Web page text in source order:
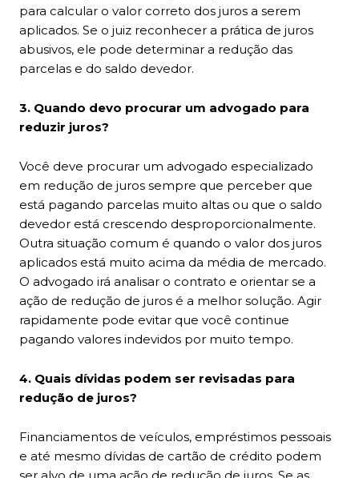
para calcular o valor correto dos juros a serem
aplicados. Se o juiz reconhecer a prática de juros
abusivos, ele pode determinar a redução das
parcelas e do saldo devedor.
3. Quando devo procurar um advogado para
reduzir juros?
Você deve procurar um advogado especializado
em redução de juros sempre que perceber que
está pagando parcelas muito altas ou que o saldo
devedor está crescendo desproporcionalmente.
Outra situação comum é quando o valor dos juros
aplicados está muito acima da média de mercado.
O advogado irá analisar o contrato e orientar se a
ação de redução de juros é a melhor solução. Agir
rapidamente pode evitar que você continue
pagando valores indevidos por muito tempo.
4. Quais dívidas podem ser revisadas para
redução de juros?
Financiamentos de veículos, empréstimos pessoais
e até mesmo dívidas de cartão de crédito podem